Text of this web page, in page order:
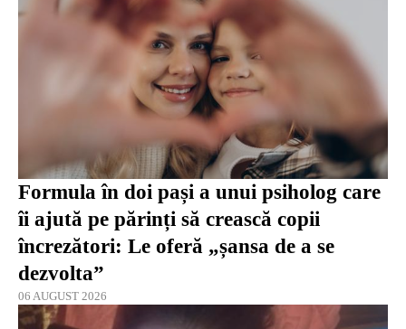
Formula în doi pași a unui psiholog care
îi ajută pe părinți să crească copii
încrezători: Le oferă „șansa de a se
dezvolta”
06 AUGUST 2026